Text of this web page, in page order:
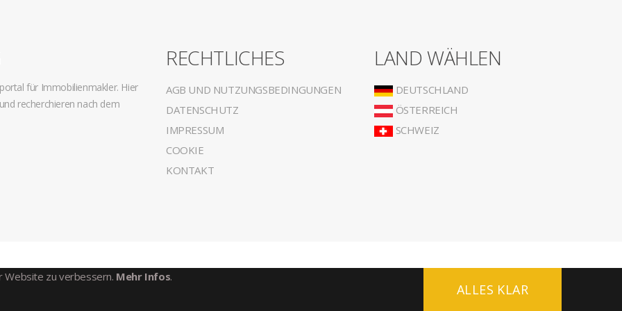
für Immobilienmakler. Hier
recherchieren nach dem
RECHTLICHES
AGB UND NUTZUNGSBEDINGUNGEN
DATENSCHUTZ
IMPRESSUM
COOKIE
KONTAKT
LAND WÄHLEN
DEUTSCHLAND
ÖSTERREICH
SCHWEIZ
ALLES KLAR
Website zu verbessern. Mehr Infos.